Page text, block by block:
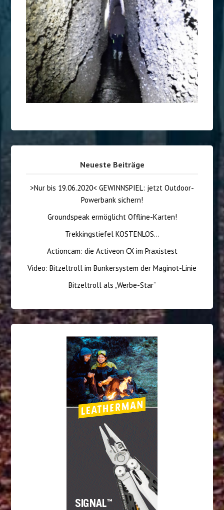
Neueste Beiträge
>Nur bis 19.06.2020< GEWINNSPIEL: jetzt Outdoor-
Powerbank sichern!
Groundspeak ermöglicht Offline-Karten!
Trekkingstiefel KOSTENLOS…
Actioncam: die Activeon CX im Praxistest
Video: Bitzeltroll im Bunkersystem der Maginot-Linie
Bitzeltroll als „Werbe-Star“